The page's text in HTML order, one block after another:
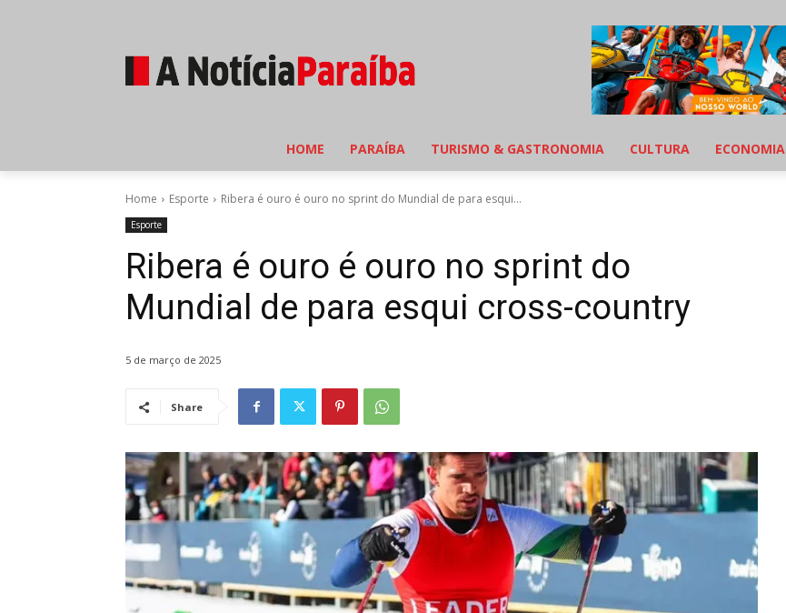
HOME PARAÍBA TURISMO & GASTRONOMIA CULTURA ECONOMIA
Home Esporte Ribera é ouro é ouro no sprint do Mundial de para esqui...
Esporte
Ribera é ouro é ouro no sprint do
Mundial de para esqui cross-country
5 de março de 2025
Share